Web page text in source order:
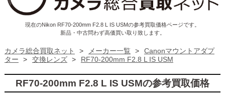
現在のNikon RF70-200mm F2.8 L IS USMの参考買取価格ページです。
新品・中古問わず高価買い取り致します。
カメラ総合買取ネット > メーカー一覧 >
Canonマウントアダプ
ター
> 交換レンズ > RF70-200mm F2.8 L IS USM
RF70-200mm F2.8 L IS USMの参考買取価格